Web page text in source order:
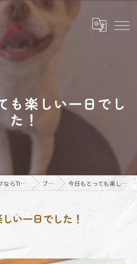
も楽しい一日でし
た！
群馬県高崎のトリミングならTrimming Salon E-basho ブログ 今日もとっても楽しい一日でした！
い一日でした！